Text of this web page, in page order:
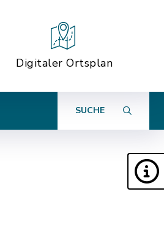
Digitaler Ortsplan
SUCHE